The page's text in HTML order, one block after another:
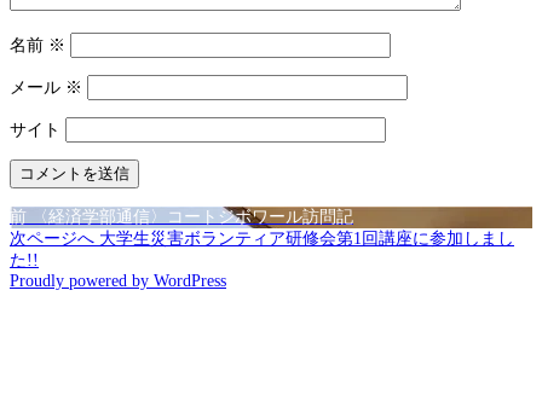
名前 ※
メール ※
サイト
投
稿
ナ
前
前
の
投
稿:
〈経済学部通信〉コートジボワール訪問記
次ページへ 次
投
大学生災害ボランティア研修会第1回講座に参加しまし
た!!
Proudly powered by WordPress